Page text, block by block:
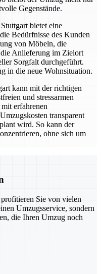
Gegenstände.
bietet eine
Bedürfnisse des Kunden
von Möbeln, die
Anlieferung im Zielort
Sorgfalt durchgeführt.
in die neue Wohnsituation.
kann mit der richtigen
und stressarmen
erfahrenen
transparent
wird. So kann der
ohne sich um
Sie von vielen
Umzugsservice, sondern
die Ihren Umzug noch